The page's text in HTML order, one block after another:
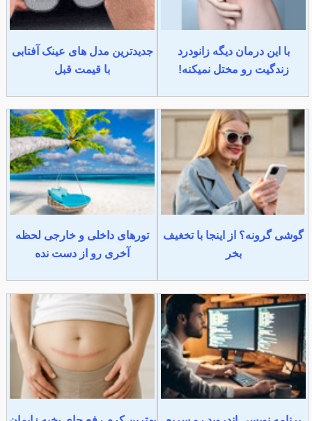
با این درمان دیگه زانودرد
زندگیت رو مختل نمیکنه!
جدیدترین مدل های عینک آفتابی
با قیمت قبل
گوشی گرونه؟ از اینجا با تخغیف
بخر
تورهای داخلی و خارجی لحظه
آخری رو از دست نده